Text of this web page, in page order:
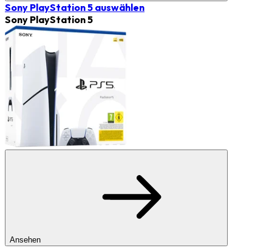
Sony PlayStation 5 auswählen
Sony PlayStation 5
Ansehen